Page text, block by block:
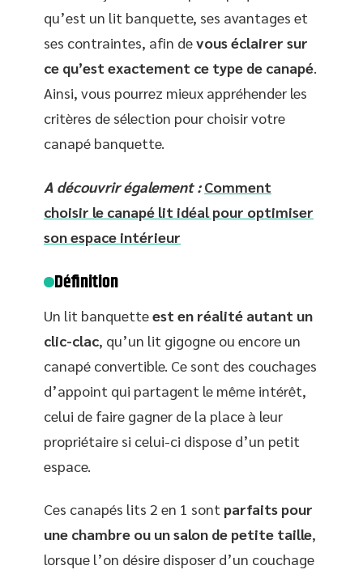
qu’est un lit banquette, ses avantages et
ses contraintes, afin devous éclairer sur
ce qu’est exactement ce type de canapé.
Ainsi, vous pourrez mieux appréhender les
critères de sélection pour choisir votre
canapé banquette.
A découvrir également : Comment
choisir le canapé lit idéal pour optimiser
son espace intérieur
Définition
Un lit banquetteest en réalité autant un
clic-clac, qu’un lit gigogne ou encore un
canapé convertible. Ce sont des couchages
d’appoint qui partagent le même intérêt,
celui de faire gagner de la place à leur
propriétaire si celui-ci dispose d’un petit
espace.
Ces canapés lits 2 en 1 sont parfaits pour
une chambre ou un salon de petite taille,
lorsque l’on désire disposer d’un couchage